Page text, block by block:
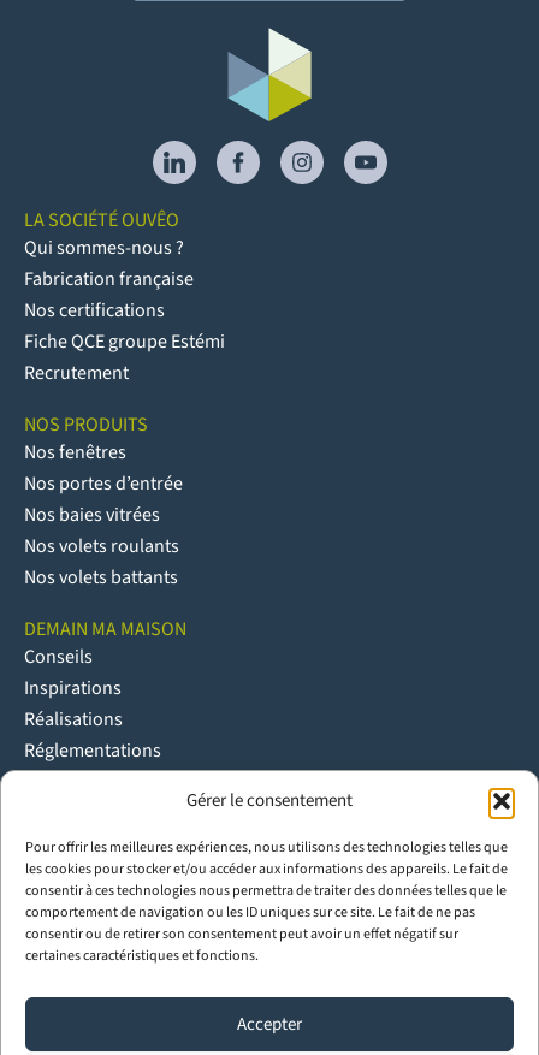
Gérer le consentement
Pour offrir les meilleures expériences, nous utilisons des technologies telles que
les cookies pour stocker et/ou accéder aux informations des appareils. Le fait de
consentir à ces technologies nous permettra de traiter des données telles que le
comportement de navigation ou les ID uniques sur ce site. Le fait de ne pas
consentir ou de retirer son consentement peut avoir un effet négatif sur
certaines caractéristiques et fonctions.
Accepter
LA SOCIÉTÉ OUVÊO
Qui sommes-nous ?
Fabrication française
Nos certifications
Fiche QCE groupe Estémi
Recrutement
NOS PRODUITS
Nos fenêtres
Nos portes d’entrée
Nos baies vitrées
Nos volets roulants
Nos volets battants
DEMAIN MA MAISON
Conseils
Inspirations
Réalisations
Réglementations
Espace pro
Espace Presse
Trouver un partenaire poseur Ouvêo
Rejoindre le réseau pro Ouvêo
Menuiseries aluminium sur mesure
Menuiseries PVC sur mesure